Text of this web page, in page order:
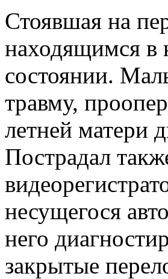
Стоявшая на
находящимся в
состоянии.
травму,
летней матери
Пострадал
несущегося
него
закрытые